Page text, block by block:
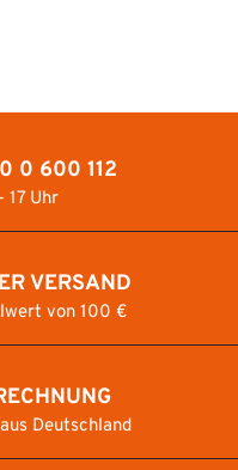
0 600 112
17 Uhr
VERSAND
von 100 €
Deutschland